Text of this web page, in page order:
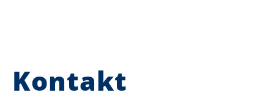
Kontakt